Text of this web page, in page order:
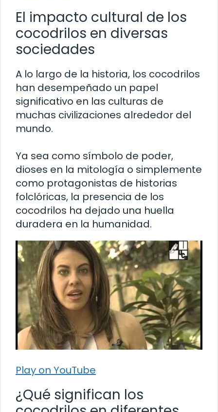
El impacto cultural de los
cocodrilos en diversas
sociedades
A lo largo de la historia, los cocodrilos
han desempeñado un papel
significativo en las culturas de
muchas civilizaciones alrededor del
mundo.
Ya sea como símbolo de poder,
dioses en la mitología o simplemente
como protagonistas de historias
folclóricas, la presencia de los
cocodrilos ha dejado una huella
duradera en la humanidad.
Play on YouTube
¿Qué significan los